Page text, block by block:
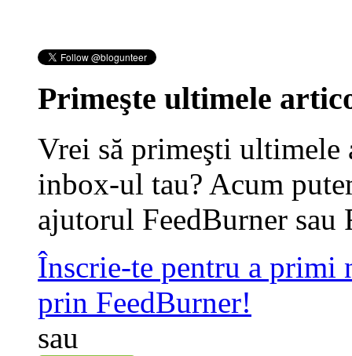
Primeşte ultimele
Vrei să primeşti
inbox-ul tau? Acum
ajutorul FeedBurner sau
Înscrie-te pentru a primi
prin FeedBurner!
sau